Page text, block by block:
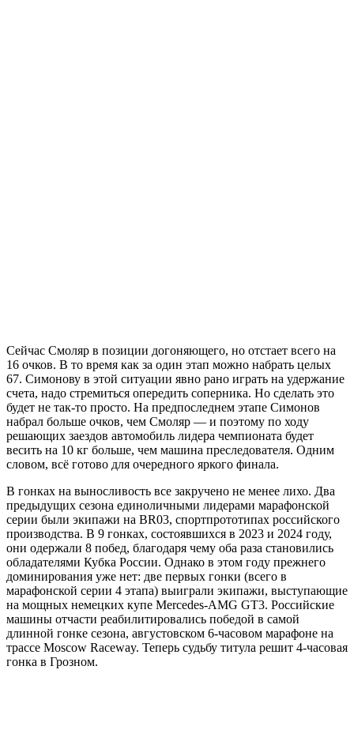
Сейчас Смоляр в позиции догоняющего, но отстает всего на
16 очков. В то время как за один этап можно набрать целых
67. Симонову в этой ситуации явно рано играть на удержание
счета, надо стремиться опередить соперника. Но сделать это
будет не так-то просто. На предпоследнем этапе Симонов
набрал больше очков, чем Смоляр — и поэтому по ходу
решающих заездов автомобиль лидера чемпионата будет
весить на 10 кг больше, чем машина преследователя. Одним
словом, всё готово для очередного яркого финала.
В гонках на выносливость все закручено не менее лихо. Два
предыдущих сезона единоличными лидерами марафонской
серии были экипажи на BR03, спортпрототипах российского
производства. В 9 гонках, состоявшихся в 2023 и 2024 году,
они одержали 8 побед, благодаря чему оба раза становились
обладателями Кубка России. Однако в этом году прежнего
доминирования уже нет: две первых гонки (всего в
марафонской серии 4 этапа) выиграли экипажи, выступающие
на мощных немецких купе Mercedes-AMG GT3. Российские
машины отчасти реабилитировались победой в самой
длинной гонке сезона, августовском 6-часовом марафоне на
трассе Moscow Raceway. Теперь судьбу титула решит 4-часовая
гонка в Грозном.